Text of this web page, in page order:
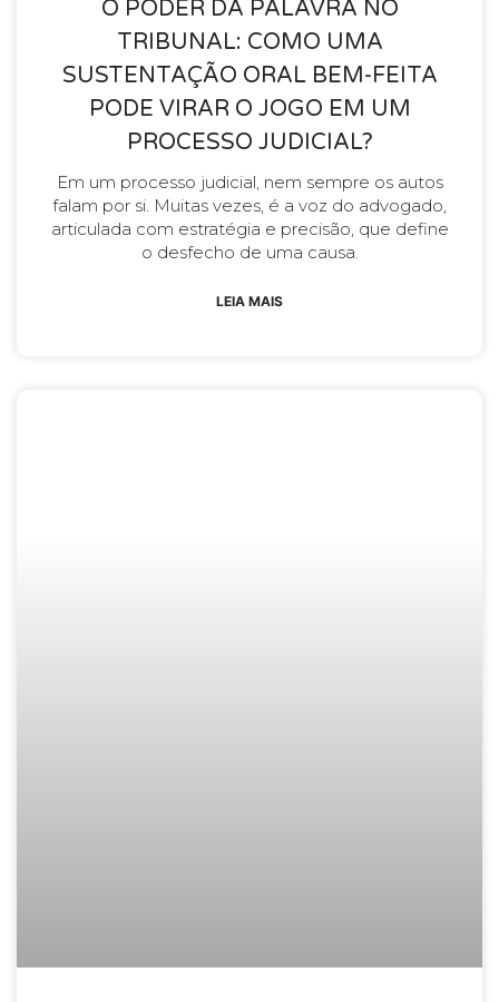
O PODER DA PALAVRA NO
TRIBUNAL: COMO UMA
SUSTENTAÇÃO ORAL BEM-FEITA
PODE VIRAR O JOGO EM UM
PROCESSO JUDICIAL?
Em um processo judicial, nem sempre os autos
falam por si. Muitas vezes, é a voz do advogado,
articulada com estratégia e precisão, que define
o desfecho de uma causa.
LEIA MAIS